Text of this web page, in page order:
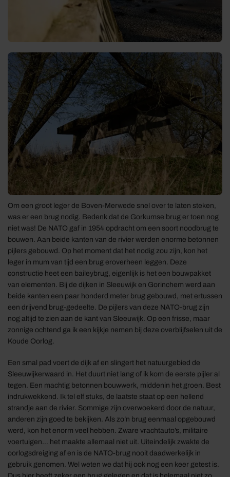
Om een groot leger de Boven-Merwede snel over te laten steken,
was er een brug nodig. Bedenk dat de Gorkumse brug er toen nog
niet was! De NATO gaf in 1954 opdracht om een soort noodbrug te
bouwen. Aan beide kanten van de rivier werden enorme betonnen
pijlers gebouwd. Op het moment dat het nodig zou zijn, kon het
leger in mum van tijd een brug eroverheen leggen. Deze
constructie heet een baileybrug, eigenlijk is het een bouwpakket
van elementen. Bij de dijken in Sleeuwijk en Gorinchem werd aan
beide kanten een paar honderd meter brug gebouwd, met ertussen
een drijvend brug-gedeelte. De pijlers van deze NATO-brug zijn
nog altijd te zien aan de kant van Sleeuwijk. Op een frisse, maar
zonnige ochtend ga ik een kijkje nemen bij deze overblijfselen uit de
Koude Oorlog.
Een smal pad voert de dijk af en slingert het natuurgebied de
Sleeuwijkerwaard in. Het duurt niet lang of ik kom de eerste pijler al
tegen. Een machtig betonnen bouwwerk, middenin het groen. Best
indrukwekkend. Ik tel elf stuks, de laatste staat op een hellend
strandje aan de rivier. Sommige zijn overwoekerd door de natuur,
anderen zijn goed te bekijken. Als zo’n brug eenmaal opgebouwd
werd, kon het enorm veel hebben. Zware vrachtauto’s, militaire
voertuigen… het maakte allemaal niet uit. Uiteindelijk zwakte de
oorlogsdreiging af en is de NATO-brug nooit daadwerkelijk in
gebruik genomen. Wel weten we dat hij ook nog een keer getest is.